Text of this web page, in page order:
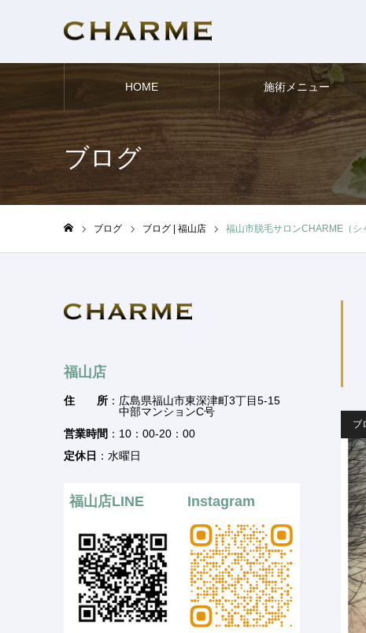
HOME 施術メニュー
ブログ
ブログ ブログ | 福山店 福山市脱毛サロンCHARME（シ
ブ
福山店
住 所 ：広島県福山市東深津町3丁目5-15
中部マンションC号
営業時間 ：10：00-20：00
定休日 ：水曜日
福山店LINE Instagram